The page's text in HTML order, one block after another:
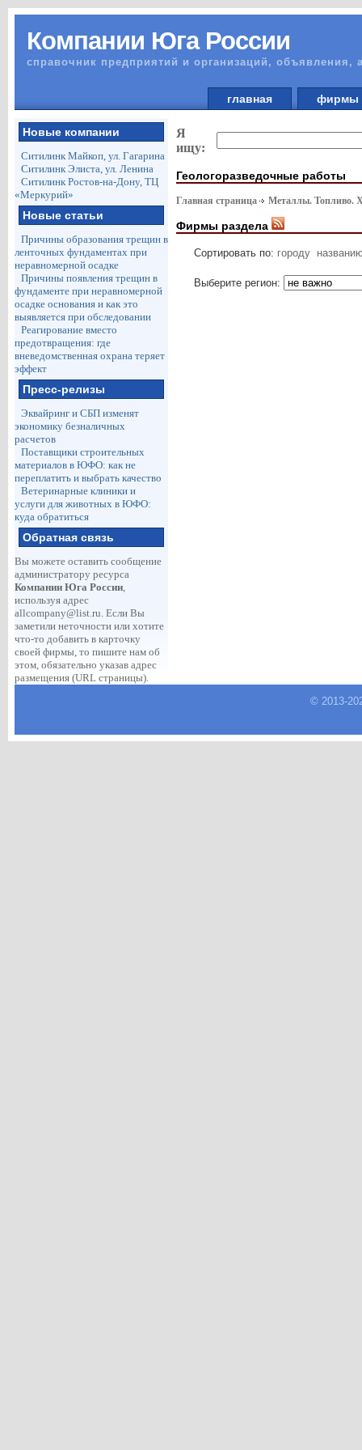
Компании Юга России
справочник предприятий и организаций, объявления,
главная
Новые компании
Ситилинк Майкоп, ул. Гагарина
Ситилинк Элиста, ул. Ленина
Ситилинк Ростов-на-Дону, ТЦ
«Меркурий»
Новые статьи
Причины образования трещин в
ленточных фундаментах при
неравномерной осадке
Причины появления трещин в
фундаменте при неравномерной
осадке основания и как это
выявляется при обследовании
Реагирование вместо
предотвращения: где
вневедомственная охрана теряет
эффект
Пресс-релизы
Эквайринг и СБП изменят
экономику безналичных
расчетов
Поставщики строительных
материалов в ЮФО: как не
переплатить и выбрать качество
Ветеринарные клиники и
услуги для животных в ЮФО:
куда обратиться
Обратная связь
Вы можете оставить сообщение
администратору ресурса
Компании Юга России,
используя адрес
allcompany@list.ru. Если Вы
заметили неточности или хотите
что-то добавить в карточку
своей фирмы, то пишите нам об
этом, обязательно указав адрес
размещения (URL страницы).
Я
ищу:
Геологоразведочные работы
Главная страница Металлы. Топливо.
Фирмы раздела
Сортировать по: городу
Выберите регион:
© 2013-